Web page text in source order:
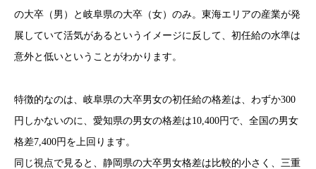
の大卒（男）と岐阜県の大卒（女）のみ。東海エリアの産業が発
展していて活気があるというイメージに反して、初任給の水準は
意外と低いということがわかります。
特徴的なのは、岐阜県の大卒男女の初任給の格差は、わずか300
円しかないのに、愛知県の男女の格差は10,400円で、全国の男女
格差7,400円を上回ります。
同じ視点で見ると、静岡県の大卒男女格差は比較的小さく、三重